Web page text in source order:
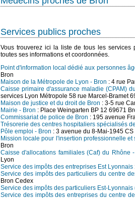
Services publics proches
Vous trouverez ici la liste de tous les
toutes ses informations et coordonnées.
Point d'information local dédié aux personnes
Bron
Maison de la Métropole de Lyon - Bron : 4 rue
Caisse primaire d'assurance maladie (CPAM)
services Lyon Métropole 58 rue Marcel-Bramet
Maison de justice et du droit de Bron : 3-5 rue
Mairie - Bron : Place Weingarten BP 12 69671
Commissariat de police de Bron : 195 avenue
Trésorerie des centres hospitaliers spécialisés
Pôle emploi - Bron : 3 avenue du 8-Mai-1945
Mission locale pour l'insertion professionnelle
Bron
Caisse d'allocations familiales (Caf) du Rhône
Lyon
Service des impôts des entreprises Est Lyonnais
Service des impôts des particuliers du centre
Bron Cedex
Service des impôts des particuliers Est-Lyonnais
Service des impôts des entreprises du centre